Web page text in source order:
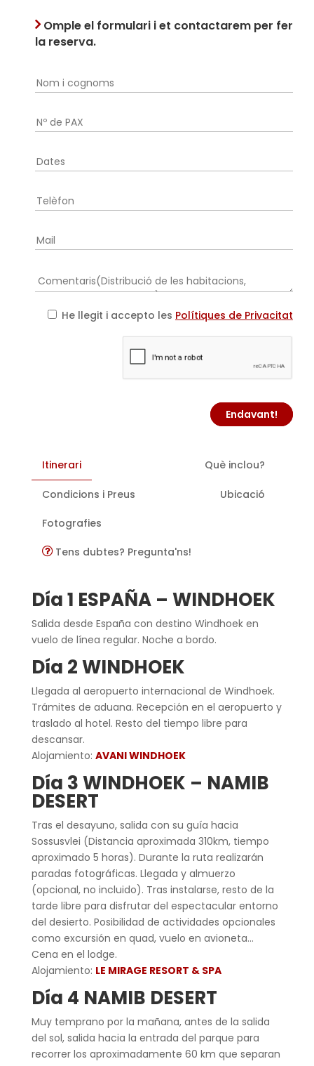
Omple el formulari i et contactarem per fer
la reserva.
He llegit i accepto les Polítiques de Privacitat
Endavant!
Itinerari Què inclou?
Condicions i Preus Ubicació
Fotografies
Tens dubtes? Pregunta'ns!
Día 1 ESPAÑA – WINDHOEK
Salida desde España con destino Windhoek en
vuelo de línea regular. Noche a bordo.
Día 2 WINDHOEK
Llegada al aeropuerto internacional de Windhoek.
Trámites de aduana. Recepción en el aeropuerto y
traslado al hotel. Resto del tiempo libre para
descansar.
Alojamiento: AVANI WINDHOEK
Día 3 WINDHOEK – NAMIB
DESERT
Tras el desayuno, salida con su guía hacia
Sossusvlei (Distancia aproximada 310km, tiempo
aproximado 5 horas). Durante la ruta realizarán
paradas fotográficas. Llegada y almuerzo
(opcional, no incluido). Tras instalarse, resto de la
tarde libre para disfrutar del espectacular entorno
del desierto. Posibilidad de actividades opcionales
como excursión en quad, vuelo en avioneta…
Cena en el lodge.
Alojamiento: LE MIRAGE RESORT & SPA
Día 4 NAMIB DESERT
Muy temprano por la mañana, antes de la salida
del sol, salida hacia la entrada del parque para
recorrer los aproximadamente 60 km que separan